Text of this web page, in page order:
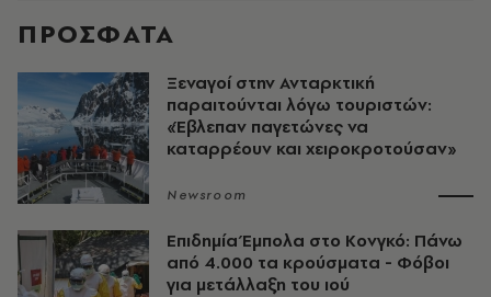
ΠΡΟΣΦΑΤΑ
Ξεναγοί στην Ανταρκτική
παραιτούνται λόγω τουριστών:
«Έβλεπαν παγετώνες να
καταρρέουν και χειροκροτούσαν»
Newsroom
Επιδημία Έμπολα στο Κονγκό: Πάνω
από 4.000 τα κρούσματα - Φόβοι
για μετάλλαξη του ιού